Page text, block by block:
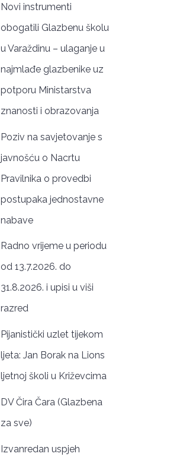
Novi instrumenti
obogatili Glazbenu školu
u Varaždinu – ulaganje u
najmlađe glazbenike uz
potporu Ministarstva
znanosti i obrazovanja
Poziv na savjetovanje s
javnošću o Nacrtu
Pravilnika o provedbi
postupaka jednostavne
nabave
Radno vrijeme u periodu
od 13.7.2026. do
31.8.2026. i upisi u viši
razred
Pijanistički uzlet tijekom
ljeta: Jan Borak na Lions
ljetnoj školi u Križevcima
DV Čira Čara (Glazbena
za sve)
Izvanredan uspjeh